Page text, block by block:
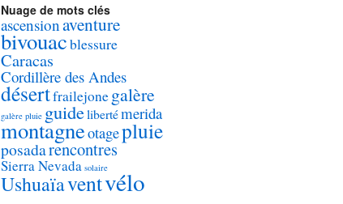
Nuage de mots clés
ascensionaventure
bivouacblessure
Caracas
Cordillère des Andes
désertfrailejonegalère
galère pluie guidelibertémerida
montagneotagepluie
posadarencontres
Sierra Nevada solaire
Ushuaïaventvélo